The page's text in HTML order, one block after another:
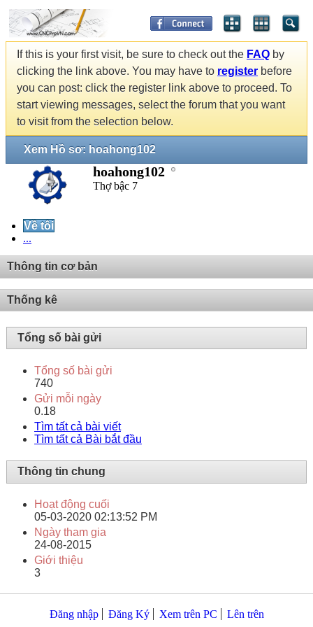
If this is your first visit, be sure to check out the FAQ by
clicking the link above. You may have to register before
you can post: click the register link above to proceed. To
start viewing messages, select the forum that you want
to visit from the selection below.
Xem Hồ sơ: hoahong102
hoahong102
Thợ bậc 7
Về tôi
...
Thông tin cơ bản
Thống kê
Tổng số bài gửi
Tổng số bài gửi
740
Gửi mỗi ngày
0.18
Tìm tất cả bài viết
Tìm tất cả Bài bắt đầu
Thông tin chung
Hoạt động cuối
05-03-2020 02:13:52 PM
Ngày tham gia
24-08-2015
Giới thiệu
3
Đăng nhập Đăng Ký Xem trên PC Lên trên